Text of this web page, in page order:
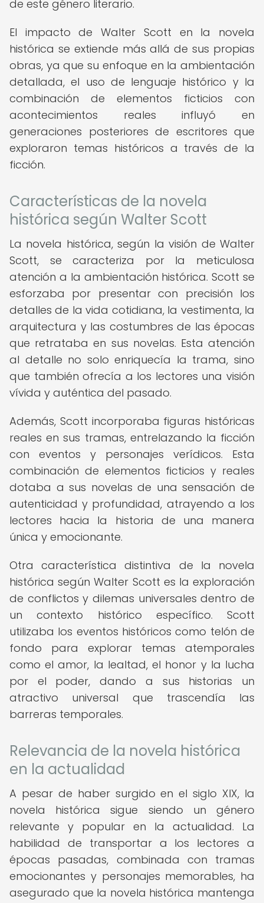
de este género literario.
El impacto de Walter Scott en la novela
histórica se extiende más allá de sus propias
obras, ya que su enfoque en la ambientación
detallada, el uso de lenguaje histórico y la
combinación de elementos ficticios con
acontecimientos reales influyó en
generaciones posteriores de escritores que
exploraron temas históricos a través de la
ficción.
Características de la novela
histórica según Walter Scott
La novela histórica, según la visión de Walter
Scott, se caracteriza por la meticulosa
atención a la ambientación histórica. Scott se
esforzaba por presentar con precisión los
detalles de la vida cotidiana, la vestimenta, la
arquitectura y las costumbres de las épocas
que retrataba en sus novelas. Esta atención
al detalle no solo enriquecía la trama, sino
que también ofrecía a los lectores una visión
vívida y auténtica del pasado.
Además, Scott incorporaba figuras históricas
reales en sus tramas, entrelazando la ficción
con eventos y personajes verídicos. Esta
combinación de elementos ficticios y reales
dotaba a sus novelas de una sensación de
autenticidad y profundidad, atrayendo a los
lectores hacia la historia de una manera
única y emocionante.
Otra característica distintiva de la novela
histórica según Walter Scott es la exploración
de conflictos y dilemas universales dentro de
un contexto histórico específico. Scott
utilizaba los eventos históricos como telón de
fondo para explorar temas atemporales
como el amor, la lealtad, el honor y la lucha
por el poder, dando a sus historias un
atractivo universal que trascendía las
barreras temporales.
Relevancia de la novela histórica
en la actualidad
A pesar de haber surgido en el siglo XIX, la
novela histórica sigue siendo un género
relevante y popular en la actualidad. La
habilidad de transportar a los lectores a
épocas pasadas, combinada con tramas
emocionantes y personajes memorables, ha
asegurado que la novela histórica mantenga